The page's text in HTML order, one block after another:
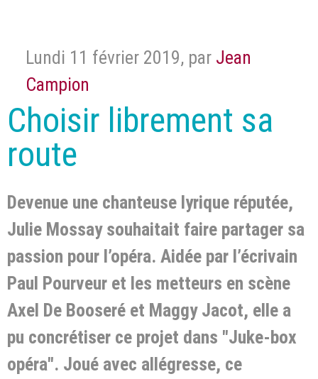
Lundi 11 février 2019, par Jean
Campion
Choisir librement sa
route
Devenue une chanteuse lyrique réputée,
Julie Mossay souhaitait faire partager sa
passion pour l’opéra. Aidée par l’écrivain
Paul Pourveur et les metteurs en scène
Axel De Booseré et Maggy Jacot, elle a
pu concrétiser ce projet dans "Juke-box
opéra". Joué avec allégresse, ce